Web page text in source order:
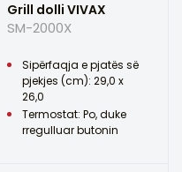
Grill dolli VIVAX
SM-2000X
Sipërfaqja e pjatës së
pjekjes (cm): 29,0 x
26,0
Termostat: Po, duke
rregulluar butonin